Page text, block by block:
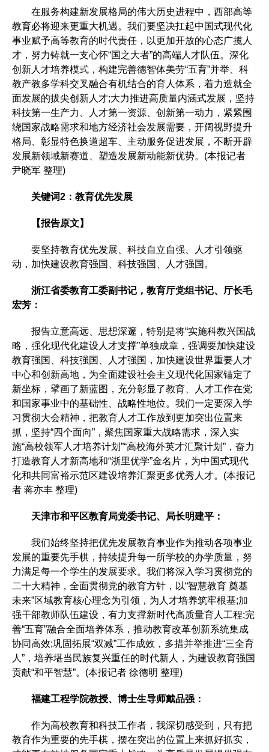
在服务构建新发展格局的伟大历史进程中，西部高等
教育必将迎来更重大机遇。我们要坚决扛起中国式现代化
事业赋予高等教育的时代责任，以更加开放的心态广揽人
才，努力铸就一支心怀“国之大者”的高端人才队伍。深化
创新人才培养模式，构建完善德智体美劳“五育”并举、科
教产教多学科交叉融合有机结合的育人体系，着力造就全
面发展的拔尖创新人才;大力推进高质量内涵式发展，坚持
科技第一生产力、人才第一资源、创新第一动力，紧紧围
绕国家战略需求和地方经济社会发展需要，开阔视野提升
格局、彰显特色换道超车、主动服务促进发展，不断开辟
发展新领域新赛道、塑造发展新动能新优势。(本报记者
尹晓军 整理)
关键词2：教育优先发展
【报告原文】
要坚持教育优先发展、科技自立自强、人才引领驱
动，加快建设教育强国、科技强国、人才强国。
浙江省委教育工委副书记，教育厅党组书记、厅长毛
宏芳：
报告立意高远、思想深邃，特别是将“实施科教兴国战
略，强化现代化建设人才支撑”单独成章，强调要加快建设
教育强国、科技强国、人才强国，加快建设世界重要人才
中心和创新高地，为全面建设社会主义现代化国家锚定了
新坐标，擘画了新蓝图，充分彰显了教育、人才工作在党
和国家事业中的基础性、战略性地位。我们一定要深入学
习贯彻大会精神，把教育人才工作放到更加突出位置来
抓，坚持“四个面向”，聚焦国家重大战略需求，深入实
施“高校领军人才培养计划”“高校海外英才汇聚计划”，奋力
打造教育人才新高地和“浙里优学”金名片，为中国式现代
化和共同富裕示范区建设培养汇聚更多优秀人才。(本报记
者 蒋亦丰 整理)
天津市和平区教育局党委书记、局长明建平：
我们始终坚持把优先发展教育事业作为推动各项事业
发展的重要先手棋，持续提升每一所学校的办学质量，努
力满足每一个学生的发展要求。我们将深入学习贯彻党的
二十大精神，全面贯彻党的教育方针，以“智慧教育 奠基
未来”区域教育核心理念为引领，为人才培养筑牢根基;加
强干部教师队伍建设，有力支撑新时代高质量育人工程;完
善“五育”融合全面培养体系，推动教育改革创新系统集成
协同高效;巩固拓展“双减”工作成效，多措并举推进“三全育
人”，培养堪当民族复兴重任的时代新人，为建设教育强国
贡献“和平智慧”。(本报记者 徐德明 整理)
福建工程学院教授、博士生导师戴品强：
作为高校教育和科技工作者，我深切感受到，只有把
教育作为重要的先手棋，摆在突出的位置上来抓好抓实，